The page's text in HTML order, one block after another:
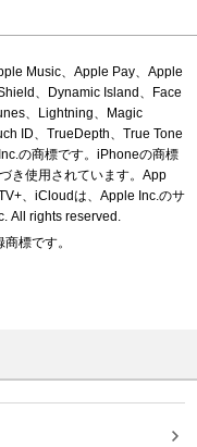
Music、Apple Pay、Apple
、Dynamic Island、Face
、Lightning、Magic
ID、TrueDepth、True Tone
の商標です。iPhoneの商標
き使用されています。App
、iCloudは、Apple Inc.のサ
All rights reserved.
標です。